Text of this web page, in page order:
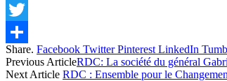
Facebook
Twitter
Share
Share. Facebook Twitter Pinterest LinkedIn
Previous ArticleRDC: La société du général
Next Article RDC : Ensemble pour le